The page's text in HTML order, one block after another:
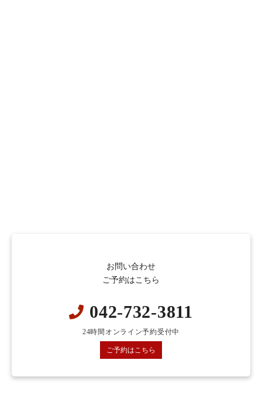
お問い合わせ
ご予約はこちら
042-732-3811
24時間オンライン予約受付中
ご予約はこちら